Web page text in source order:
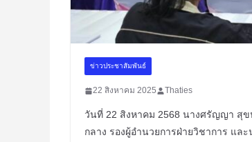
ข่าวประชาสัมพันธ์
22 สิงหาคม 2025 Thaties
วันที่ 22 สิงหาคม 2568 นางศรัญญา สุ
กลาง รองผู้อำนวยการฝ่ายวิชาการ แล